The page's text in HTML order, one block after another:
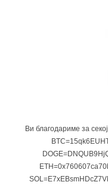
Ви благодариме за